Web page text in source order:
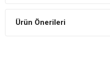
Her zaman daha rahat bir uyku
Ürün Önerileri